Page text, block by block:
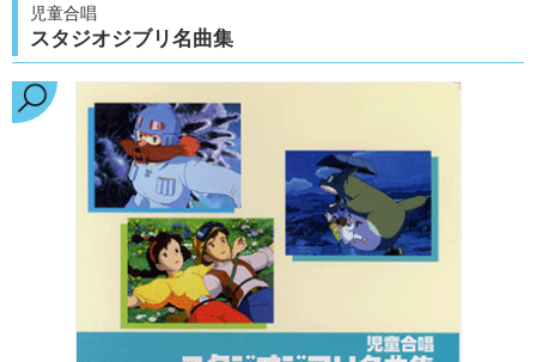
児童合唱
スタジオジブリ名曲集